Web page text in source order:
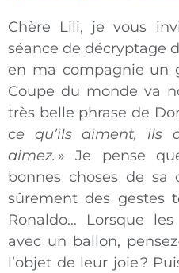
Chère Lili, je vous
séance de décryptage
en ma compagnie un
Coupe du monde va
très belle phrase de
ce qu’ils aiment, ils
aimez. » Je pense
bonnes choses de sa
sûrement des gestes
Ronaldo… Lorsque
avec un ballon,
l’objet de leur joie ?